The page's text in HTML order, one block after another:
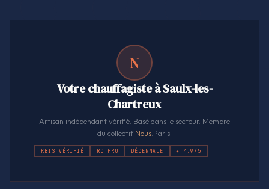
N
Votre chauffagiste à Saulx-les-
Chartreux
Artisan indépendant vérifié. Basé dans le secteur. Membre
du collectifNous .Paris.
KBIS VÉRIFIÉ RC PRO DÉCENNALE ★ 4.9/5